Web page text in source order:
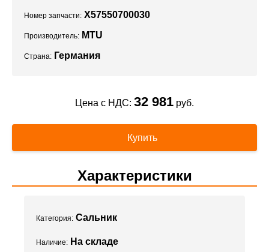
Номер запчасти: X57550700030
Производитель: MTU
Страна: Германия
Цена с НДС: 32 981 руб.
Купить
Характеристики
Категория: Сальник
Наличие: На складе